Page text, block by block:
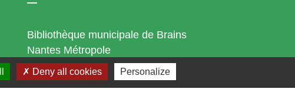
Bibliothèque municipale de Brains
Nantes Métropole
Département Loire-Atlantique
Région Pays de la Loire
Deny all cookies Personalize